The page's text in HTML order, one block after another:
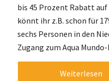
bis 45 Prozent Rabatt auf
könnt ihr z.B. schon für
sechs Personen in den
Zugang zum Aqua
Weiterlesen